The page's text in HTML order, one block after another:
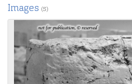
Images (5)